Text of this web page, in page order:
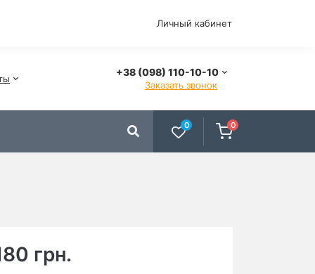
Личный кабинет
+38 (098) 110-10-10
Заказать звонок
0 0
грн.